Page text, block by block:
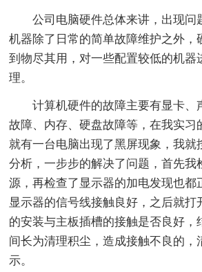
公司电脑硬件总体来讲，出现问
机器除了日常的简单故障维护之外，
到物尽其用，对一些配置较低的机器
理。
计算机硬件的故障主要有显卡、
故障、内存、硬盘故障等，在我实习
就有一台电脑出现了黑屏现象，我就
分析，一步步的解决了问题，首先我
源，再检查了显示器的加电发现也都
显示器的信号线接触良好，之后就打
的安装与主板插槽的接触是否良好，
间长为清理积尘，造成接触不良的，
示。